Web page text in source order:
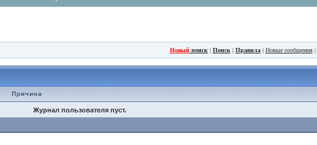
Новыйпоиск| Поиск| Правила| Новые сообщения|
Причина
Журнал пользователя пуст.